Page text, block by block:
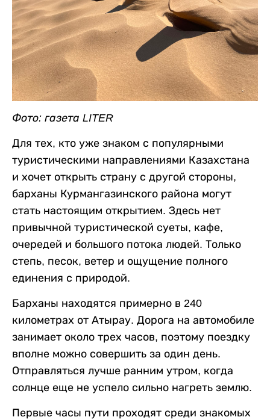
Фото: газета LITER
Для тех, кто уже знаком с популярными
туристическими направлениями Казахстана
и хочет открыть страну с другой стороны,
барханы Курмангазинского района могут
стать настоящим открытием. Здесь нет
привычной туристической суеты, кафе,
очередей и большого потока людей. Только
степь, песок, ветер и ощущение полного
единения с природой.
Барханы находятся примерно в 240
километрах от Атырау. Дорога на автомобиле
занимает около трех часов, поэтому поездку
вполне можно совершить за один день.
Отправляться лучше ранним утром, когда
солнце еще не успело сильно нагреть землю.
Первые часы пути проходят среди знакомых